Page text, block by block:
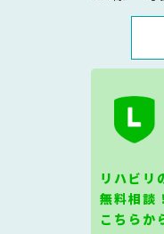
リハビリ
無料相談
こちらか